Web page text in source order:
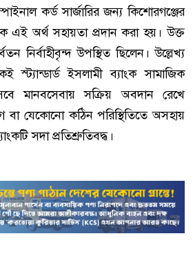
কর্ড সার্জারির জন্য কিশোরগঞ্জের
এই অর্থ সহায়তা প্রদান করা হয়। উক্ত
নির্বাহীবৃন্দ উপস্থিত ছিলেন। উল্লেখ্য
স্ট্যান্ডার্ড ইসলামী ব্যাংক সামাজিক
মানবসেবায় সক্রিয় অবদান রেখে
বা যেকোনো কঠিন পরিস্থিতিতে অসহায়
সদা প্রতিশ্রুতিবদ্ধ।